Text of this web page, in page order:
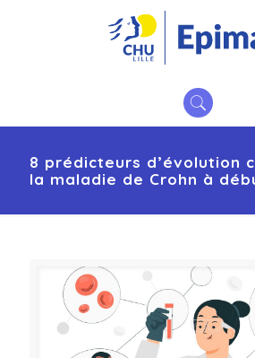
8 prédicteurs d’évolution
la maladie de Crohn à